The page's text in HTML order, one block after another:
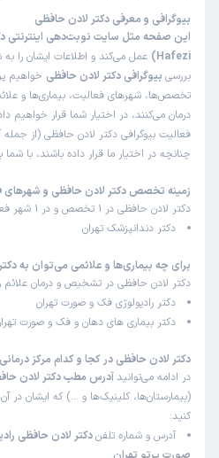
بیوگرافی و معرفی دکتر لادن حافظی
Hafezi)
عمل می‌کند و اطلاعات ایشان را
بررسی بیوگرافی دکتر لادن حافظی خواهیم
تخصص‌ها، شهرهای فعالیت، بیماری‌ها و
درمان می‌کنند، در اختیار شما قرار خواهیم
فعالیت بیوگرافی دکتر لادن حافظی (از
چنانچه در اختیار ما قرار داده باشند، با
زمینه تخصص دکتر لادن حافظی و شهرهای
دکتر لادن حافظی در 1 تخصص و در 1 شهر فعالیت دارند:
دکتر دندانپزشک تهران
برای چه بیماری‌ها و علائمی می‌توان به
دکتر لادن حافظی در تشخیص و درمان علائم
دکتر رادیولوژی فک و صورت تهران
دکتر بیماری های دهان و فک و صورت
دکتر لادن حافظی در کجا و کدام مرکز
در ادامه می‌توانید آدرس مطب دکتر لادن
(بیمارستان‌ها، کلینیک‌ها و …) که ایشان در
کنید:
آدرس و شماره تلفندکتر لادن حافظی